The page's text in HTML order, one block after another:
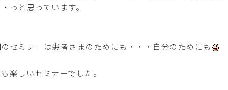
・っと思っています。
セミナーは患者さまのためにも・・・自分のためにも
楽しいセミナーでした。